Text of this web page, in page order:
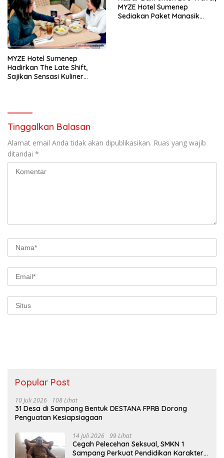
MYZE Hotel Sumenep
Hadirkan The Late Shift,
Sajikan Sensasi Kuliner
MYZE Hotel Sumenep
Sediakan Paket Manasik
Tinggalkan Balasan
Alamat email Anda tidak akan dipublikasikan. Ruas yang wajib
ditandai *
Popular Post
10 Juli 2026 108 Lihat
31 Desa di Sampang Bentuk DESTANA FPRB Dorong
Penguatan Kesiapsiagaan
14 Juli 2026 99 Lihat
Cegah Pelecehan Seksual, SMKN 1
Sampang Perkuat Pendidikan Karakter